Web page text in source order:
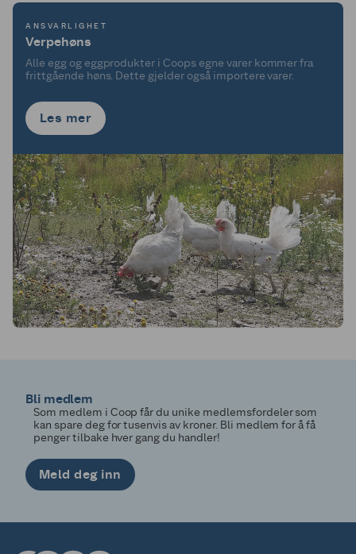
ANSVARLIGHET
Verpehøns
Alle egg og eggprodukter i Coops egne varer kommer fra
frittgående høns. Dette gjelder også importere varer.
Les mer
Bli medlem
Som medlem i Coop får du unike medlemsfordeler som
kan spare deg for tusenvis av kroner. Bli medlem for å få
penger tilbake hver gang du handler!
Meld deg inn